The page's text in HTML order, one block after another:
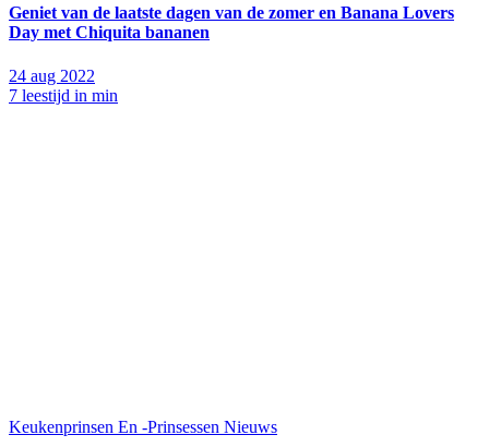
Geniet van de laatste dagen van de zomer en Banana Lovers
Day met Chiquita bananen
24 aug 2022
7 leestijd in min
Keukenprinsen En -Prinsessen Nieuws